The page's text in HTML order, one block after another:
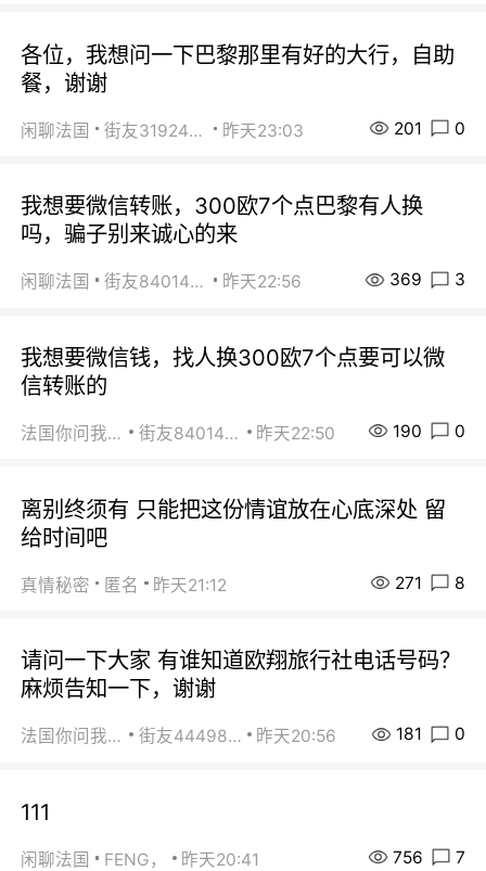
各位，我想问一下巴黎那里有好的大行，自助
餐，谢谢
闲聊法国 街友31924072 昨天23:03 201 0
我想要微信转账，300欧7个点巴黎有人换
吗，骗子别来诚心的来
闲聊法国 街友84014588 昨天22:56 369 3
我想要微信钱，找人换300欧7个点要可以微
信转账的
法国你问我答 街友84014588 昨天22:50 190 0
离别终须有 只能把这份情谊放在心底深处 留
给时间吧
真情秘密 匿名 昨天21:12 271 8
请问一下大家 有谁知道欧翔旅行社电话号码？
麻烦告知一下，谢谢
法国你问我答 街友44498484 昨天20:56 181 0
111
闲聊法国 FENG， 昨天20:41 756 7